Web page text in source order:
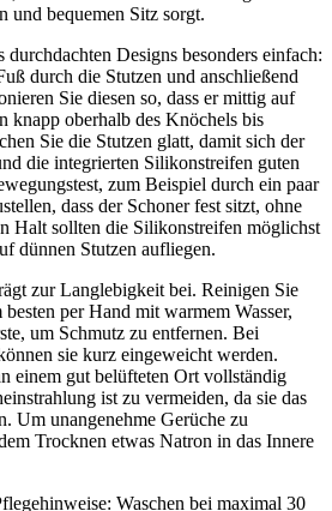
und bequemen Sitz sorgt.
Designs besonders einfach:
durch die Stutzen und anschließend
Sie diesen so, dass er mittig auf
knapp oberhalb des Knöchels bis
Sie die Stutzen glatt, damit sich der
die integrierten Silikonstreifen guten
zum Beispiel durch ein paar
dass der Schoner fest sitzt, ohne
Halt sollten die Silikonstreifen möglichst
dünnen Stutzen aufliegen.
zur Langlebigkeit bei. Reinigen Sie
per Hand mit warmem Wasser,
um Schmutz zu entfernen. Bei
sie kurz eingeweicht werden.
einem gut belüfteten Ort vollständig
ist zu vermeiden, da sie das
Um unangenehme Gerüche zu
Trocknen etwas Natron in das Innere
Waschen bei maximal 30